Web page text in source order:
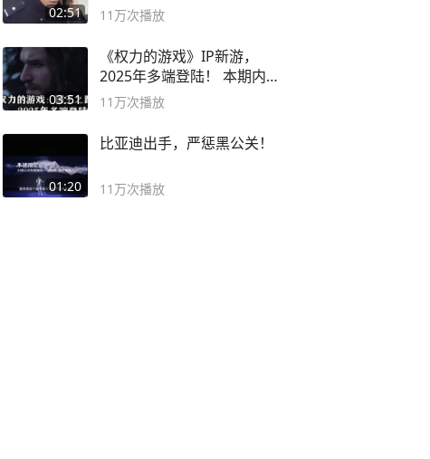
02:51 11万次播放
03:51
《权力的游戏》IP新游，
2025年多端登陆！ 本期内容
概要
11万次播放
01:20
比亚迪出手，严惩黑公关！
11万次播放